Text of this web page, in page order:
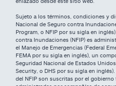
Sujeto a los términos, condiciones y
Nacional de Seguro contra
Program, o NFIP por su sigla en
contra Inundaciones (NFIP) es
el Manejo de Emergencias (Federal
FEMA por su sigla en inglés), un
Seguridad Nacional de Estados
Security, o DHS por su sigla en
del NFIP son suscritas por el gobierno